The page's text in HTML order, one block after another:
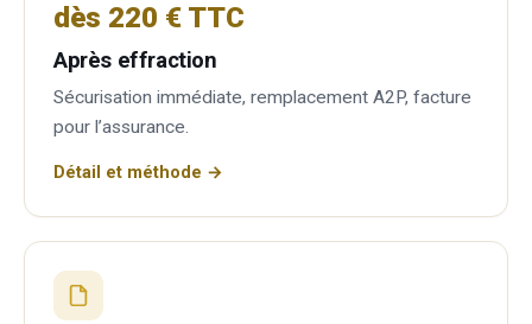
dès 220 € TTC
Après effraction
Sécurisation immédiate, remplacement A2P, facture
pour l’assurance.
Détail et méthode →